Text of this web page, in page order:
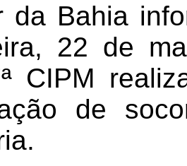
da Bahia
22 de
CIPM
de